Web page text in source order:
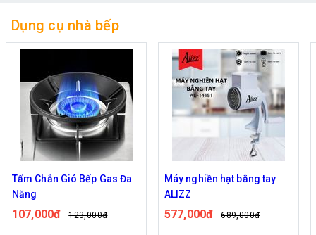
Dụng cụ nhà bếp
Tấm Chắn Gió Bếp Gas Đa
Năng
107,000đ 123,000đ
Máy nghiền hạt bằng tay
ALIZZ
577,000đ 689,000đ